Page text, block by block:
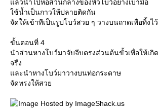
ล้วนำไปห่อส่วนกลางของหัวโบว์อย่างเบามือ
ช้น้ำเป็นกาวให้ปลายติดกัน
จัดให้เข้าทีเป็นรูปโบว์สวย ๆ วางบนถาดเพื่อทิ้งไ
ขั้นตอนที่ 4
นำส่วนหางโบว์มาจับจีบตรงส่วนต้นขั้วเพื่อให้เกิ
จรืง
ละนำหางโบว์มาวางบนท่อกระดาษ
จัดทรงให้สว